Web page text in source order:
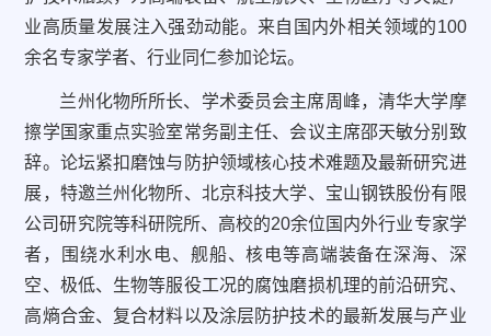
业高质量发展注入强劲动能。来自国内外相关领域的100
余名专家学者、行业同仁参加论坛。
兰州化物所所长、学术委员会主席周峰，清华大学摩
擦学国家重点实验室常务副主任、会议主席邵天敏分别致
辞。论坛紧扣磨蚀与防护领域核心技术难题及最新研究进
展，特邀兰州化物所、北京科技大学、宝山钢铁股份有限
公司研究院等科研院所、高校的20余位国内外行业专家学
者，围绕水利水电、舰船、核电等高端装备在深海、深
空、极低、生物等服役工况的腐蚀磨损机理的前沿研究、
高熵合金、复合材料以及涂层防护技术的最新发展与产业